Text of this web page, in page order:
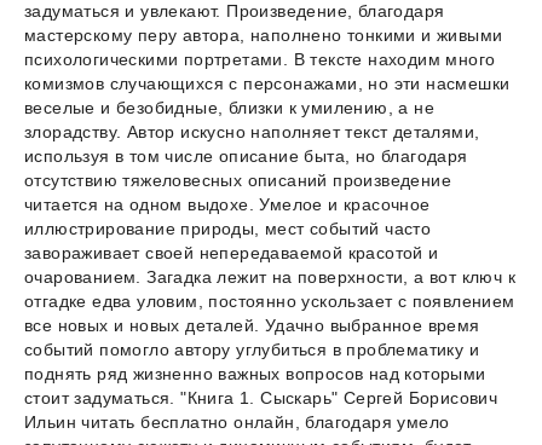
задуматься и увлекают. Произведение, благодаря
мастерскому перу автора, наполнено тонкими и живыми
психологическими портретами. В тексте находим много
комизмов случающихся с персонажами, но эти насмешки
веселые и безобидные, близки к умилению, а не
злорадству. Автор искусно наполняет текст деталями,
используя в том числе описание быта, но благодаря
отсутствию тяжеловесных описаний произведение
читается на одном выдохе. Умелое и красочное
иллюстрирование природы, мест событий часто
завораживает своей непередаваемой красотой и
очарованием. Загадка лежит на поверхности, а вот ключ к
отгадке едва уловим, постоянно ускользает с появлением
все новых и новых деталей. Удачно выбранное время
событий помогло автору углубиться в проблематику и
поднять ряд жизненно важных вопросов над которыми
стоит задуматься. "Книга 1. Сыскарь" Сергей Борисович
Ильин читать бесплатно онлайн, благодаря умело